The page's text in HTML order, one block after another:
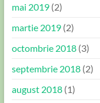
mai 2019(2)
martie 2019(2)
octombrie 2018(3)
septembrie 2018(2)
august 2018(1)